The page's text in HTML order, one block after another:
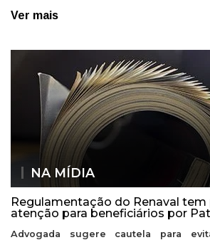
Ver mais
NA MÍDIA
Regulamentação do Renaval
atenção para beneficiários por
Advogada sugere cautela para